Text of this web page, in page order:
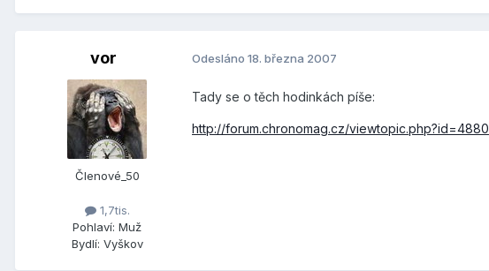
vor
Členové_50
1,7tis.
Pohlaví: Muž
Bydlí: Vyškov
Odesláno 18. března 2007
Tady se o těch hodinkách píše:
http://forum.chronomag.cz/viewtopic.php?id=4880